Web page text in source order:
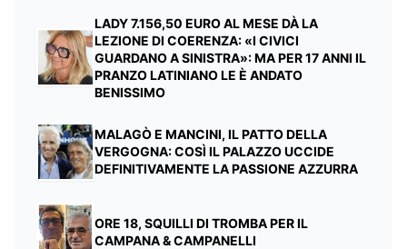
LADY 7.156,50 EURO AL MESE DÀ LA
LEZIONE DI COERENZA: «I CIVICI
GUARDANO A SINISTRA»: MA PER 17 ANNI IL
PRANZO LATINIANO LE È ANDATO
BENISSIMO
MALAGÒ E MANCINI, IL PATTO DELLA
VERGOGNA: COSÌ IL PALAZZO UCCIDE
DEFINITIVAMENTE LA PASSIONE AZZURRA
ORE 18, SQUILLI DI TROMBA PER IL
CAMPANA & CAMPANELLI